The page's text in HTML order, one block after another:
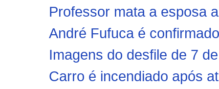
Professor mata a esposa
André Fufuca é
Imagens do desfile de 7
Carro é incendiado após